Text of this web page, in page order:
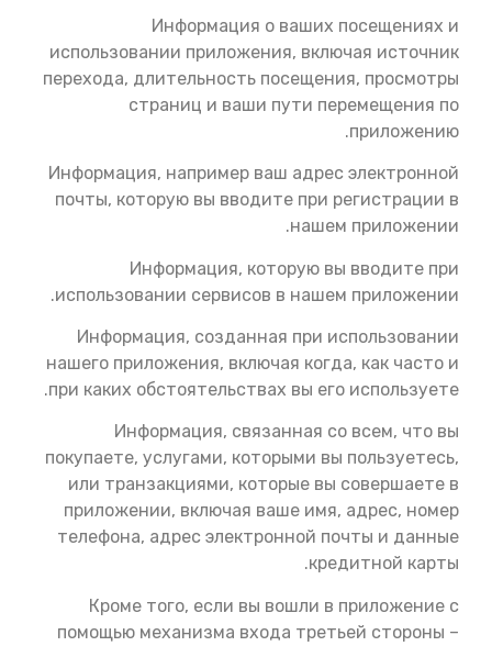
Информация о ваших посещениях и
использовании приложения, включая источник
перехода, длительность посещения, просмотры
страниц и ваши пути перемещения по
приложению.
Информация, например ваш адрес электронной
почты, которую вы вводите при регистрации в
нашем приложении.
Информация, которую вы вводите при
использовании сервисов в нашем приложении.
Информация, созданная при использовании
нашего приложения, включая когда, как часто и
при каких обстоятельствах вы его используете.
Информация, связанная со всем, что вы
покупаете, услугами, которыми вы пользуетесь,
или транзакциями, которые вы совершаете в
приложении, включая ваше имя, адрес, номер
телефона, адрес электронной почты и данные
кредитной карты.
Кроме того, если вы вошли в приложение с
помощью механизма входа третьей стороны –